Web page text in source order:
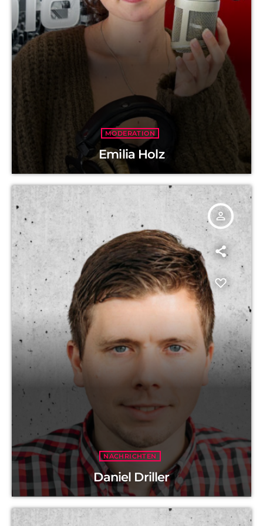
MODERATION
Emilia Holz
person_outline
NACHRICHTEN
Daniel Driller